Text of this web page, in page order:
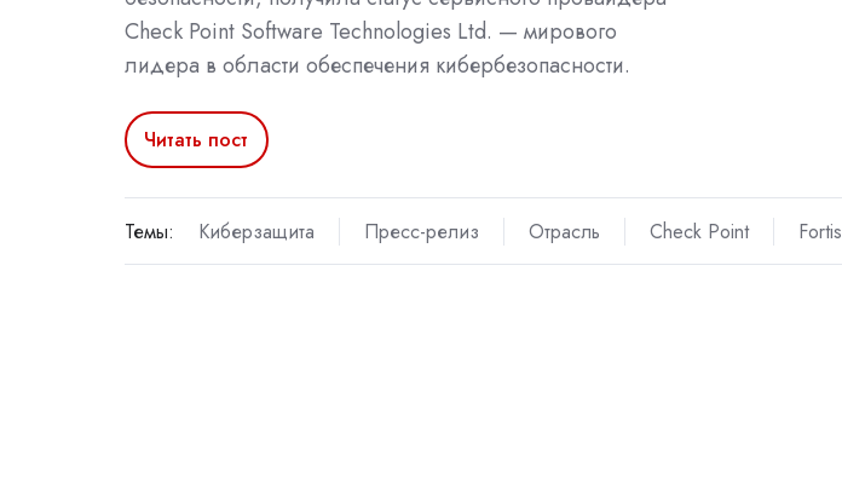
Check Point Software Technologies Ltd. — мирового
лидера в области обеспечения кибербезопасности.
Читать пост
Темы: Киберзащита Пресс-релиз Отрасль Check Point Fortis